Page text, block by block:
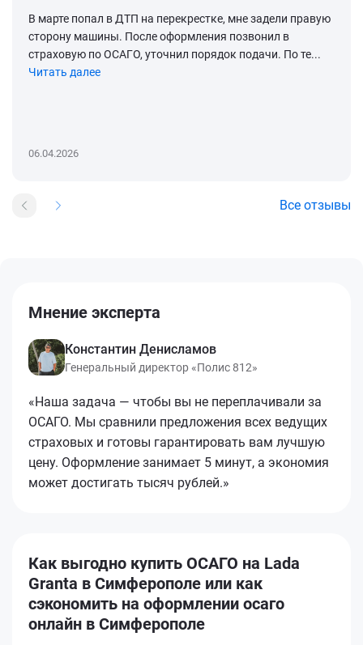
В марте попал в ДТП на перекрестке, мне задели правую
сторону машины. После оформления позвонил в
страховую по ОСАГО, уточнил порядок подачи. По те...
Читать далее
06.04.2026
Все отзывы
Мнение эксперта
Константин Денисламов
Генеральный директор «Полис 812»
«Наша задача — чтобы вы не переплачивали за
ОСАГО. Мы сравнили предложения всех ведущих
страховых и готовы гарантировать вам лучшую
цену. Оформление занимает 5 минут, а экономия
может достигать тысяч рублей.»
Как выгодно купить ОСАГО на Lada
Granta в Симферополе или как
сэкономить на оформлении осаго
онлайн в Симферополе